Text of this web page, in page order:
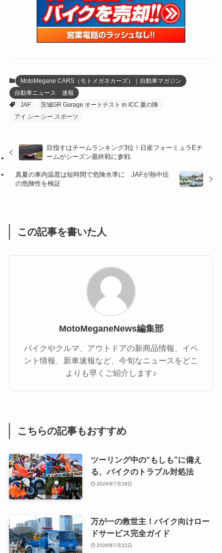
(63)
(109)
(15)
(5)
(17)
(5)
(32)
(61)
(13)
(60)
(171)
(38)
(47)
(59)
(36)
(1)
(1)
(35)
(41)
(12)
(16)
(1)
(55)
MotoMegane CARS（モトメガネカーズ）｜自動車マガジン
自動車ニュース 速報
JAF
茨城GR Garage オートテスト in ICC 夏の陣
アイ.シー.シー.スポーツ
目指すはチームランキング3位！日産フォーミュラEチ
ームがシーズン最終戦に参戦
真夏の車内温度は短時間で危険水準に JAFが熱中症
の危険性を検証
この記事を書いた人
MotoMeganeNews編集部
バイクやクルマ、アウトドアの新商品情報、イベ
ント情報、新車速報など、今旬なニュースをどこ
よりも早くご紹介します♪
こちらの記事もおすすめ
ツーリング中の“もしも”に備え
る、バイクのトラブル対処法
2026年7月28日
万が一の救世主！バイク向けロー
ドサービス完全ガイド
2026年7月22日